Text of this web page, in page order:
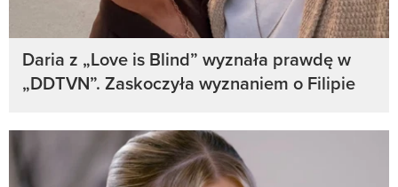
Daria z „Love is Blind” wyznała prawdę w
„DDTVN”. Zaskoczyła wyznaniem o Filipie